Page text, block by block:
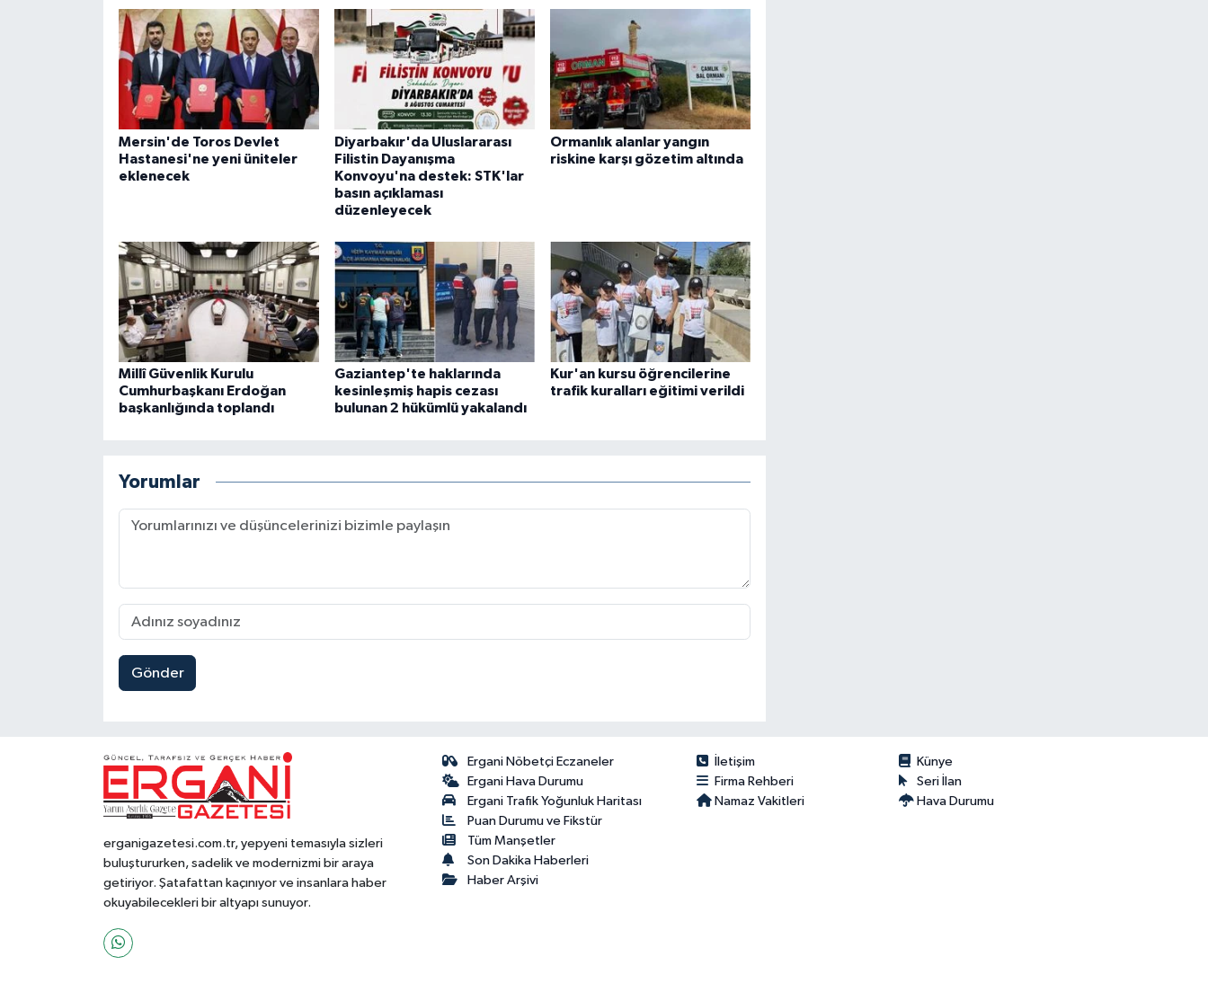
Mersin'de Toros Devlet
Hastanesi'ne yeni üniteler
eklenecek
Diyarbakır'da Uluslararası
Filistin Dayanışma
Konvoyu'na destek: STK'lar
basın açıklaması
düzenleyecek
Ormanlık alanlar yangın
riskine karşı gözetim altında
Millî Güvenlik Kurulu
Cumhurbaşkanı Erdoğan
başkanlığında toplandı
Gaziantep'te haklarında
kesinleşmiş hapis cezası
bulunan 2 hükümlü yakalandı
Kur'an kursu öğrencilerine
trafik kuralları eğitimi verildi
Yorumlar
Gönder
erganigazetesi.com.tr, yepyeni temasıyla sizleri
buluştururken, sadelik ve modernizmi bir araya
getiriyor. Şatafattan kaçınıyor ve insanlara haber
okuyabilecekleri bir altyapı sunuyor.
Ergani Nöbetçi Eczaneler
Ergani Hava Durumu
Ergani Trafik Yoğunluk Haritası
Puan Durumu ve Fikstür
Tüm Manşetler
Son Dakika Haberleri
Haber Arşivi
İletişim
Künye
Firma Rehberi
Seri İlan
Namaz Vakitleri
Hava Durumu